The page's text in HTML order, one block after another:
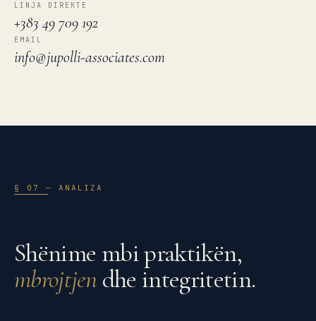
LINJA DIREKTE
+383 49 709 192
EMAIL
info@jupolli-associates.com
§ 07 — ANALIZA
Shënime mbi praktikën,
mbrojtjen dhe integritetin.